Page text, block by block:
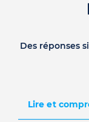
Des réponses
Lire et